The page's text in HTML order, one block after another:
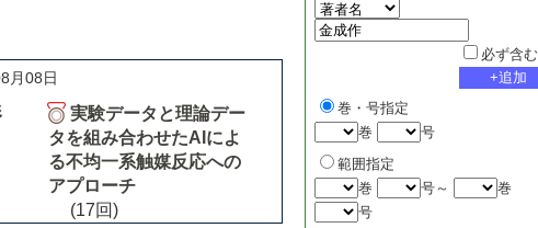
月08日
実験データと理論デー
タを組み合わせたAIによ
る不均一系触媒反応への
アプローチ
(17回)
必ず含む
巻・号指定
巻
号
範囲指定
巻
号～
巻
号